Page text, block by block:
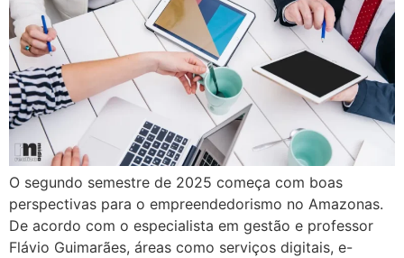
O segundo semestre de 2025 começa com boas
perspectivas para o empreendedorismo no Amazonas.
De acordo com o especialista em gestão e professor
Flávio Guimarães, áreas como serviços digitais, e-